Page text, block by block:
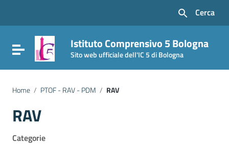
Vai al footer
Cerca
Attiva / disattiva la navigazione
Istituto Comprensivo 5 Bologna
Sito web ufficiale dell'IC 5 di Bologna
Home / PTOF - RAV - PDM / RAV
RAV
Categorie